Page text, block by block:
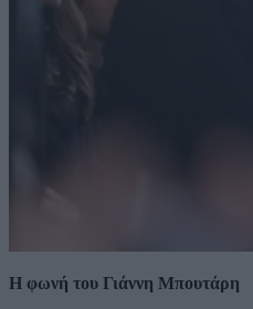
Η φωνή του Γιάννη Μπουτάρη